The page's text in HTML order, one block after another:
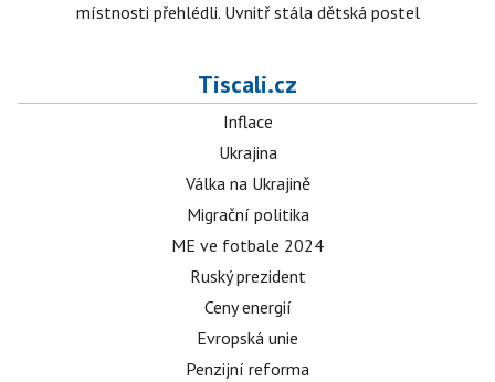
místnosti přehlédli. Uvnitř stála dětská postel
Tiscali.cz
Inflace
Ukrajina
Válka na Ukrajině
Migrační politika
ME ve fotbale 2024
Ruský prezident
Ceny energií
Evropská unie
Penzijní reforma